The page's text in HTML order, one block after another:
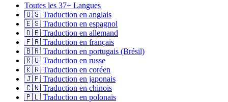
Toutes les 37+ Langues
🇺🇸 Traduction en anglais
🇪🇸 Traduction en espagnol
🇩🇪 Traduction en allemand
🇫🇷 Traduction en français
🇧🇷 Traduction en portugais (Brésil)
🇷🇺 Traduction en russe
🇰🇷 Traduction en coréen
🇯🇵 Traduction en japonais
🇨🇳 Traduction en chinois
🇵🇱 Traduction en polonais